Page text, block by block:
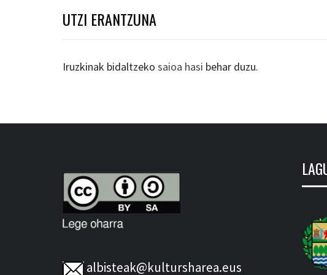
UTZI ERANTZUNA
Iruzkinak bidaltzeko saioa hasi behar duzu.
albisteak@kultursharea.eus